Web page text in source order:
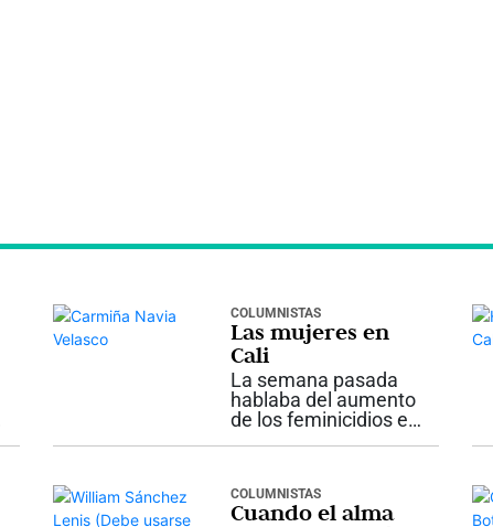
COLUMNISTAS
Las mujeres en
Cali
La semana pasada
hablaba del aumento
de los feminicidios en
la ciudad, tasa
inseguridad. Es claro
que detrás de esta
COLUMNISTAS
Cuando el alma